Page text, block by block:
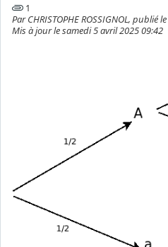
1
Par CHRISTOPHE ROSSIGNOL,
Mis à jour le samedi 5 avril 2025 09:42